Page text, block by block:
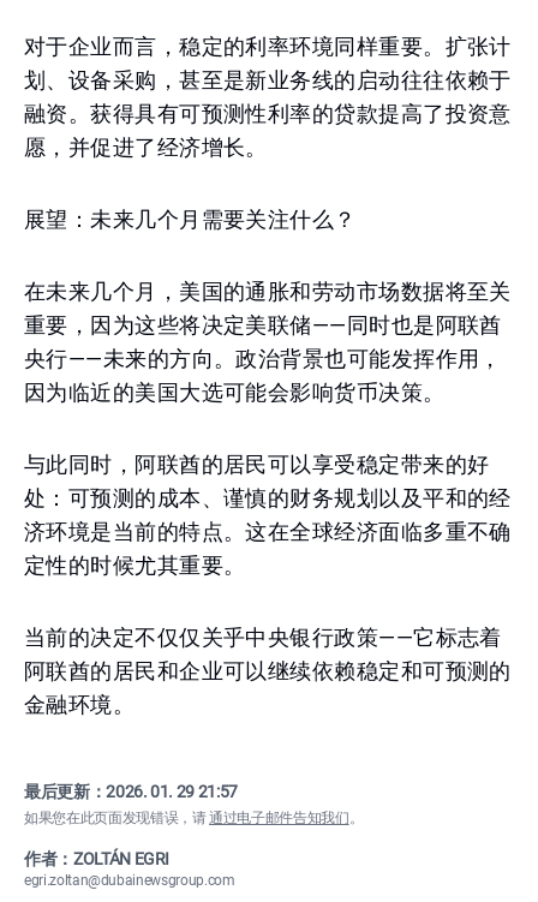
对于企业而言，稳定的利率环境同样重要。扩张计
划、设备采购，甚至是新业务线的启动往往依赖于
融资。获得具有可预测性利率的贷款提高了投资意
愿，并促进了经济增长。
展望：未来几个月需要关注什么？
在未来几个月，美国的通胀和劳动市场数据将至关
重要，因为这些将决定美联储——同时也是阿联酋
央行——未来的方向。政治背景也可能发挥作用，
因为临近的美国大选可能会影响货币决策。
与此同时，阿联酋的居民可以享受稳定带来的好
处：可预测的成本、谨慎的财务规划以及平和的经
济环境是当前的特点。这在全球经济面临多重不确
定性的时候尤其重要。
当前的决定不仅仅关乎中央银行政策——它标志着
阿联酋的居民和企业可以继续依赖稳定和可预测的
金融环境。
最后更新：2026. 01. 29 21:57
如果您在此页面发现错误，请通过电子邮件告知我们。
作者：ZOLTÁN EGRI
egri.zoltan@dubainewsgroup.com